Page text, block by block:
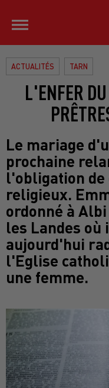
ACTUALITÉS TARN
L'ENFER
Le mariage
prochaine
l'obligation
religieux.
ordonné à
les Landes
aujourd'hui
l'Eglise
une femme.